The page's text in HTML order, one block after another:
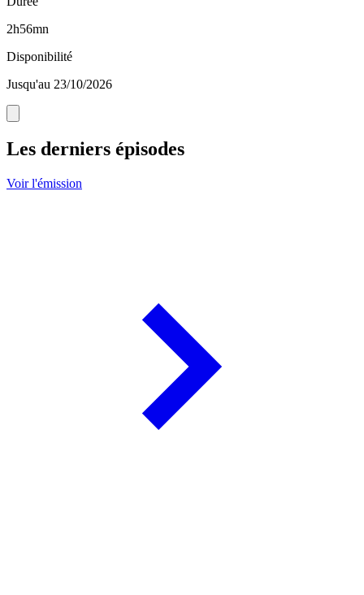
2h56mn
Disponibilité
Jusqu'au 23/10/2026
Les derniers épisodes
Voir l'émission